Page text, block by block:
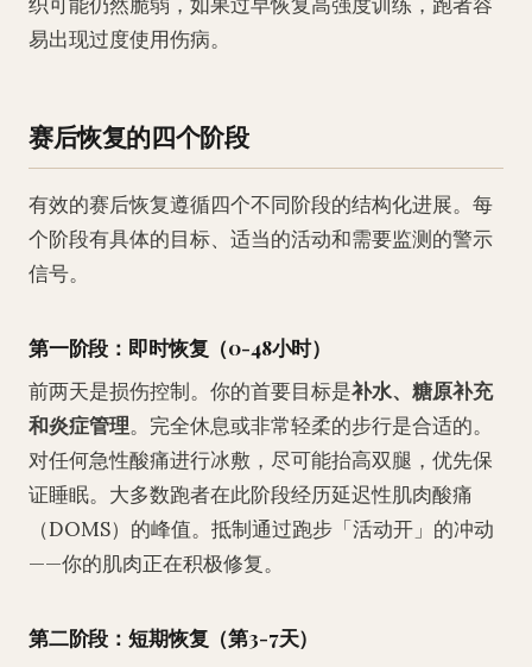
易出现过度使用伤病。
赛后恢复的四个阶段
有效的赛后恢复遵循四个不同阶段的结构化进展。每
个阶段有具体的目标、适当的活动和需要监测的警示
信号。
第一阶段：即时恢复（0-48小时）
前两天是损伤控制。你的首要目标是补水、糖原补充
和炎症管理。完全休息或非常轻柔的步行是合适的。
对任何急性酸痛进行冰敷，尽可能抬高双腿，优先保
证睡眠。大多数跑者在此阶段经历延迟性肌肉酸痛
（DOMS）的峰值。抵制通过跑步「活动开」的冲动
——你的肌肉正在积极修复。
第二阶段：短期恢复（第3-7天）